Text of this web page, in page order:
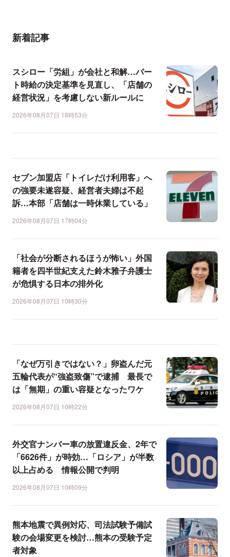
新着記事
スシロー「労組」が会社と和解…パー
ト時給の決定基準を見直し、「店舗の
経営状況」を考慮しない新ルールに
2026年08月07日 18時53分
セブン加盟店「トイレだけ利用客」へ
の強要未遂容疑、経営者夫婦は不起
訴…本部「店舗は一時休業している」
2026年08月07日 17時04分
「社会が分断されるほうが怖い」外国
籍者を四半世紀支えた鈴木雅子弁護士
が危惧する日本の排外化
2026年08月07日 10時30分
「なぜ万引きではない？」卵盗んだ元
五輪代表が“強盗致傷”で逮捕 最長で
は「無期」の重い容疑となったワケ
2026年08月07日 10時22分
外交官ナンバー車の放置違反金、2年で
「6626件」が時効…「ロシア」が半数
以上占める 情報公開で判明
2026年08月07日 10時09分
熊本地震で異例対応、司法試験予備試
験の会場変更を検討…熊本の受験予定
者対象